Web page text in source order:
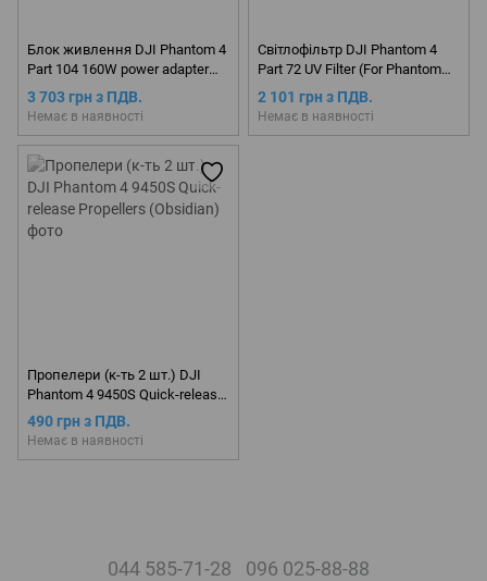
Блок живлення DJI Phantom 4
Part 104 160W power adapter
(Без мережевого кабелю)
3 703 грн з ПДВ.
Немає в наявності
Світлофільтр DJI Phantom 4
Part 72 UV Filter (For Phantom
4P / Phantom 4P Plus only)
2 101 грн з ПДВ.
Немає в наявності
Пропелери (к-ть 2 шт.) DJI
Phantom 4 9450S Quick-release
Propellers (Obsidian)
490 грн з ПДВ.
Немає в наявності
044 585-71-28 096 025-88-88